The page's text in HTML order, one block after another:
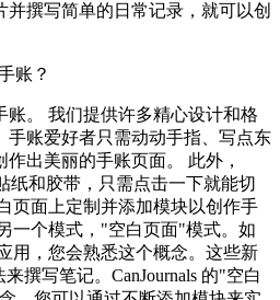
并撰写简单的日常记录，就可以创
账？
账。 我们提供许多精心设计和格
手账爱好者只需动动手指、写点东
出美丽的手账页面。 此外，
纸和胶带，只需点击一下就能切
页面上定制并添加模块以创作手
一个模式，"空白页面"模式。如
用，您会熟悉这个概念。这些新
撰写笔记。CanJournals 的"空白